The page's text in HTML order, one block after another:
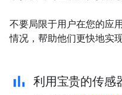
不要局限于用户在您的应
情况，帮助他们更快地实现
利用宝贵的传感